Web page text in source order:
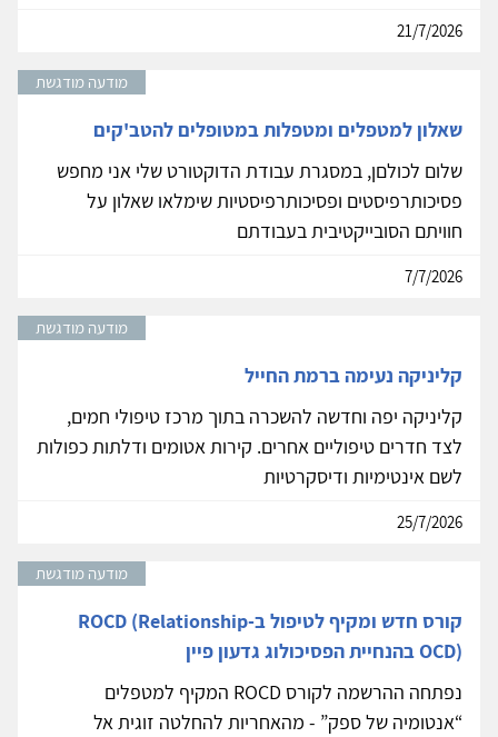
21/7/2026
מודעה מודגשת
שאלון למטפלים ומטפלות במטופלים להטב'קים
שלום לכולםן, במסגרת עבודת הדוקטורט שלי אני מחפש
פסיכותרפיסטים ופסיכותרפיסטיות שימלאו שאלון על
חוויתם הסובייקטיבית בעבודתם
7/7/2026
מודעה מודגשת
קליניקה נעימה ברמת החייל
קליניקה יפה וחדשה להשכרה בתוך מרכז טיפולי חמים,
לצד חדרים טיפוליים אחרים. קירות אטומים ודלתות כפולות
לשם אינטימיות ודיסקרטיות
25/7/2026
מודעה מודגשת
קורס חדש ומקיף לטיפול ב-ROCD (Relationship
OCD) בהנחיית הפסיכולוג גדעון פיין
נפתחה ההרשמה לקורס ROCD המקיף למטפלים
“אנטומיה של ספק” - מהאחריות להחלטה זוגית אל